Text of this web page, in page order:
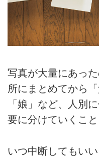
写真が大量にあっ
所にまとめてから
「娘」など、人別
要に分けていくこと
いつ中断してもい